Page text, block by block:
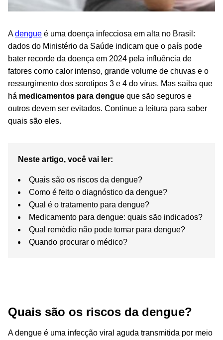
Adengue é uma doença infecciosa em alta no Brasil:
dados do Ministério da Saúde indicam que o país pode
bater recorde da doença em 2024 pela influência de
fatores como calor intenso, grande volume de chuvas e o
ressurgimento dos sorotipos 3 e 4 do vírus. Mas saiba que
há medicamentos para dengue que são seguros e
outros devem ser evitados. Continue a leitura para saber
quais são eles.
Neste artigo, você vai ler:
Quais são os riscos da dengue?
Como é feito o diagnóstico da dengue?
Qual é o tratamento para dengue?
Medicamento para dengue: quais são indicados?
Qual remédio não pode tomar para dengue?
Quando procurar o médico?
Quais são os riscos da dengue?
A dengue é uma infecção viral aguda transmitida por meio